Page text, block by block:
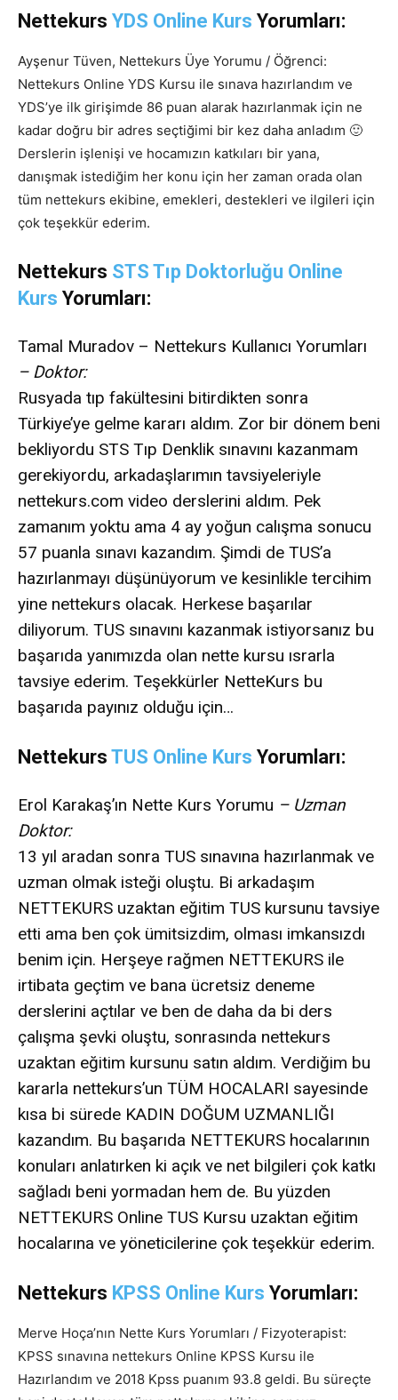
Nettekurs YDS Online Kurs Yorumları:
Ayşenur Tüven, Nettekurs Üye Yorumu / Öğrenci:
Nettekurs Online YDS Kursu ile sınava hazırlandım ve
YDS’ye ilk girişimde 86 puan alarak hazırlanmak için ne
kadar doğru bir adres seçtiğimi bir kez daha anladım 🙂
Derslerin işlenişi ve hocamızın katkıları bir yana,
danışmak istediğim her konu için her zaman orada olan
tüm nettekurs ekibine, emekleri, destekleri ve ilgileri için
çok teşekkür ederim.
Nettekurs STS Tıp Doktorluğu Online
Kurs Yorumları:
Tamal Muradov – Nettekurs Kullanıcı Yorumları
– Doktor:
Rusyada tıp fakültesini bitirdikten sonra
Türkiye’ye gelme kararı aldım. Zor bir dönem beni
bekliyordu STS Tıp Denklik sınavını kazanmam
gerekiyordu, arkadaşlarımın tavsiyeleriyle
nettekurs.com video derslerini aldım. Pek
zamanım yoktu ama 4 ay yoğun calışma sonucu
57 puanla sınavı kazandım. Şimdi de TUS’a
hazırlanmayı düşünüyorum ve kesinlikle tercihim
yine nettekurs olacak. Herkese başarılar
diliyorum. TUS sınavını kazanmak istiyorsanız bu
başarıda yanımızda olan nette kursu ısrarla
tavsiye ederim. Teşekkürler NetteKurs bu
başarıda payınız olduğu için…
Nettekurs TUS Online Kurs Yorumları:
Erol Karakaş’ın Nette Kurs Yorumu – Uzman
Doktor:
13 yıl aradan sonra TUS sınavına hazırlanmak ve
uzman olmak isteği oluştu. Bi arkadaşım
NETTEKURS uzaktan eğitim TUS kursunu tavsiye
etti ama ben çok ümitsizdim, olması imkansızdı
benim için. Herşeye rağmen NETTEKURS ile
irtibata geçtim ve bana ücretsiz deneme
derslerini açtılar ve ben de daha da bi ders
çalışma şevki oluştu, sonrasında nettekurs
uzaktan eğitim kursunu satın aldım. Verdiğim bu
kararla nettekurs’un TÜM HOCALARI sayesinde
kısa bi sürede KADIN DOĞUM UZMANLIĞI
kazandım. Bu başarıda NETTEKURS hocalarının
konuları anlatırken ki açık ve net bilgileri çok katkı
sağladı beni yormadan hem de. Bu yüzden
NETTEKURS Online TUS Kursu uzaktan eğitim
hocalarına ve yöneticilerine çok teşekkür ederim.
Nettekurs KPSS Online Kurs Yorumları:
Merve Hoça’nın Nette Kurs Yorumları / Fizyoterapist:
KPSS sınavına nettekurs Online KPSS Kursu ile
Hazırlandım ve 2018 Kpss puanım 93.8 geldi. Bu süreçte